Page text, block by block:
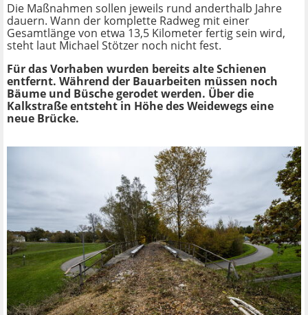
Die Maßnahmen sollen jeweils rund anderthalb Jahre
dauern. Wann der komplette Radweg mit einer
Gesamtlänge von etwa 13,5 Kilometer fertig sein wird,
steht laut Michael Stötzer noch nicht fest.
Für das Vorhaben wurden bereits alte Schienen
entfernt. Während der Bauarbeiten müssen noch
Bäume und Büsche gerodet werden. Über die
Kalkstraße entsteht in Höhe des Weidewegs eine
neue Brücke.